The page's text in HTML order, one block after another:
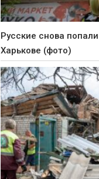
Русские снова
Харькове (фото)